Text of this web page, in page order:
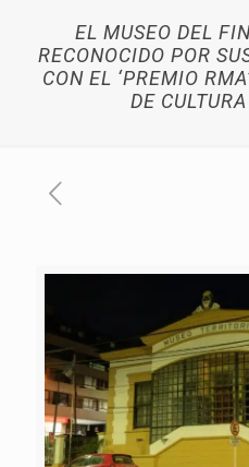
EL MUSEO DEL
RECONOCIDO POR
CON EL ‘PREMIO
DE